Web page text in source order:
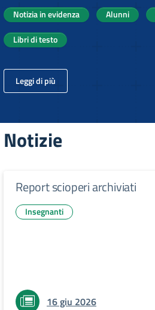
Notizia in evidenza Alunni
Libri di testo
Leggi di più
Notizie
Report scioperi archiviati
Insegnanti
16 giu 2026